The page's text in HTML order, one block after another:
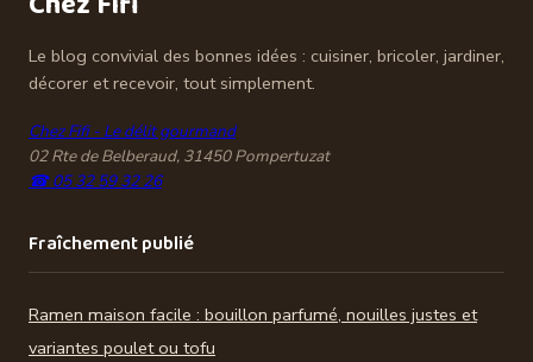
Le blog convivial des bonnes idées : cuisiner, bricoler, jardiner,
décorer et recevoir, tout simplement.
Chez Fifi - Le délit gourmand
02 Rte de Belberaud, 31450 Pompertuzat
☎ 05 32 59 32 26
Fraîchement publié
Ramen maison facile : bouillon parfumé, nouilles justes et
variantes poulet ou tofu